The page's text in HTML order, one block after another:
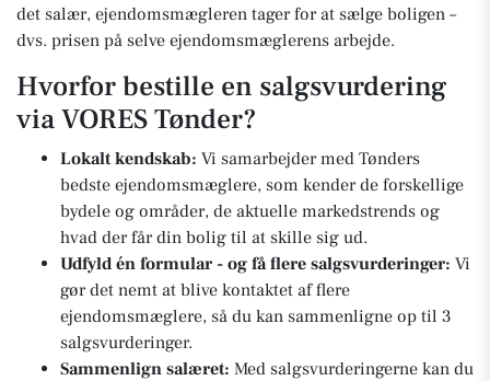
det salær, ejendomsmægleren tager for at sælge boligen –
dvs. prisen på selve ejendomsmæglerens arbejde.
Hvorfor bestille en salgsvurdering
via VORES Tønder?
Lokalt kendskab: Vi samarbejder med Tønders
bedste ejendomsmæglere, som kender de forskellige
bydele og områder, de aktuelle markedstrends og
hvad der får din bolig til at skille sig ud.
Udfyld én formular - og få flere salgsvurderinger: Vi
gør det nemt at blive kontaktet af flere
ejendomsmæglere, så du kan sammenligne op til 3
salgsvurderinger.
Sammenlign salæret: Med salgsvurderingerne kan du